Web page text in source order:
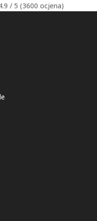
/ 5 (3600 ocjena)